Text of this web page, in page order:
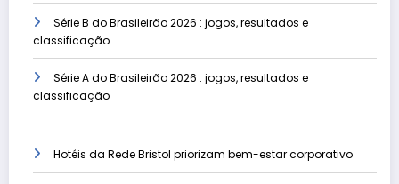
Série B do Brasileirão 2026 : jogos, resultados e
classificação
Série A do Brasileirão 2026 : jogos, resultados e
classificação
Hotéis da Rede Bristol priorizam bem-estar corporativo